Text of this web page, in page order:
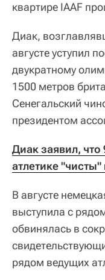
квартире IAAF
Диак,
августе уступил
двукратному
1500 метров
Сенегальский
президентом
Диак заявил, что
атлетике "чисты"
В августе
выступила с
обвинялась в
рядом ведущих